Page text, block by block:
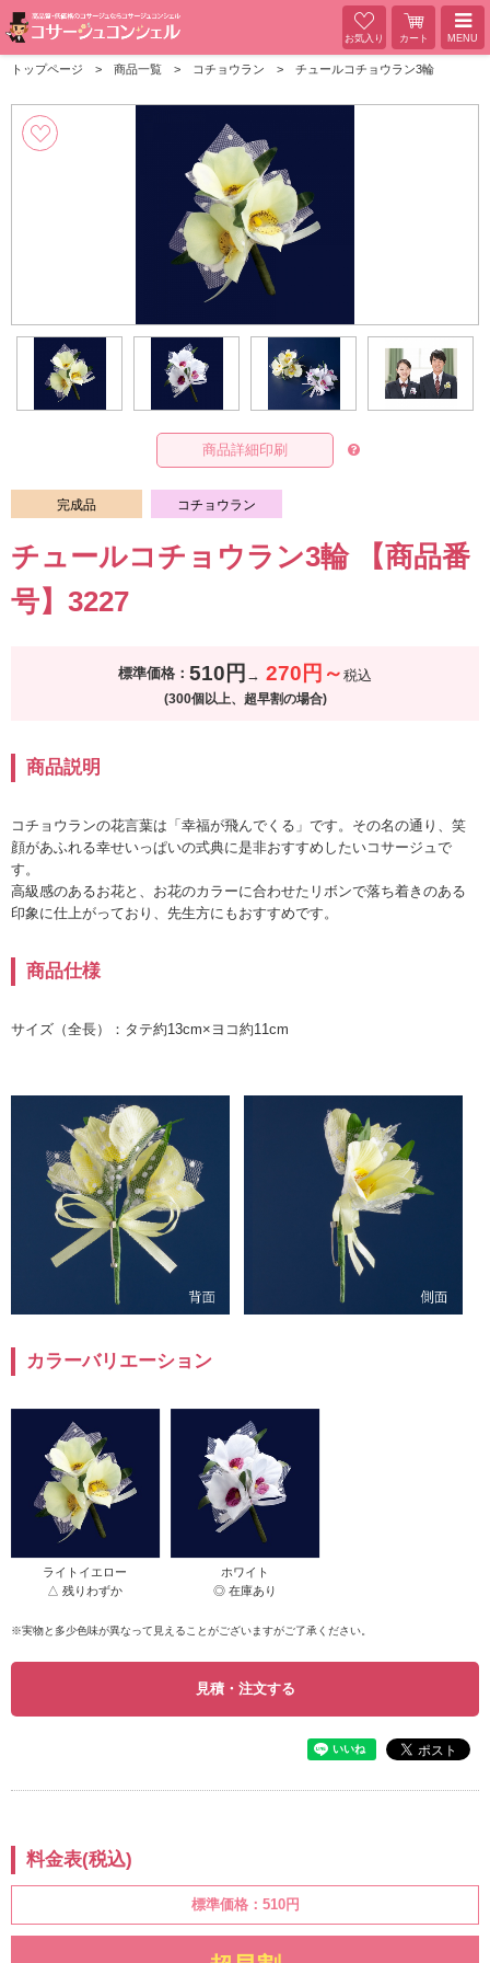
お気入り カート MENU
トップページ 商品一覧 コチョウラン チュールコチョウラン3輪
商品詳細印刷
完成品 コチョウラン
チュールコチョウラン3輪 【商品番
号】3227
標準価格： 510円 270円～ 税込
(300個以上、超早割の場合)
商品説明
コチョウランの花言葉は「幸福が飛んでくる」です。その名の通り、笑
顔があふれる幸せいっぱいの式典に是非おすすめしたいコサージュで
す。
高級感のあるお花と、お花のカラーに合わせたリボンで落ち着きのある
印象に仕上がっており、先生方にもおすすめです。
商品仕様
サイズ（全長）：タテ約13cm×ヨコ約11cm
カラーバリエーション
ライトイエロー
△ 残りわずか
ホワイト
◎ 在庫あり
※実物と多少色味が異なって見えることがございますがご了承ください。
見積・注文する
料金表(税込)
標準価格： 510円